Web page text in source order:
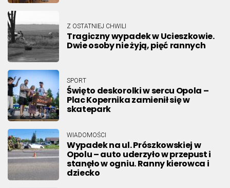
Z OSTATNIEJ CHWILI
Tragiczny wypadek w Ucieszkowie.
Dwie osoby nie żyją, pięć rannych
SPORT
Święto deskorolki w sercu Opola –
Plac Kopernika zamienił się w
skatepark
WIADOMOŚCI
Wypadek na ul. Prószkowskiej w
Opolu – auto uderzyło w przepust i
stanęło w ogniu. Ranny kierowca i
dziecko